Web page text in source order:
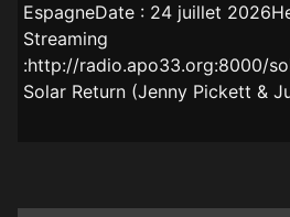
EspagneDate : 24 juillet
Streaming
:http://radio.apo33.org:8000/
Solar Return (Jenny Pickett &